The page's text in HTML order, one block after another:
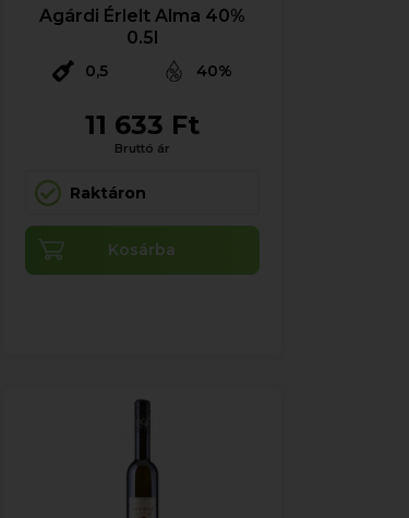
Agárdi Érlelt Alma 40%
0.5l
0,5 40%
11 633 Ft
Bruttó ár
Raktáron
Kosárba